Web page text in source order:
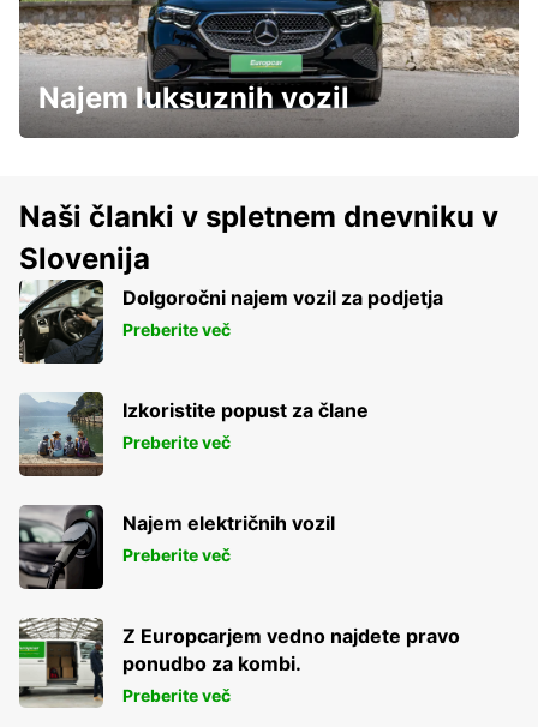
Najem luksuznih vozil
Naši članki v spletnem dnevniku v
Slovenija
Dolgoročni najem vozil za podjetja
Preberite več
Izkoristite popust za člane
Preberite več
Najem električnih vozil
Preberite več
Z Europcarjem vedno najdete pravo
ponudbo za kombi.
Preberite več